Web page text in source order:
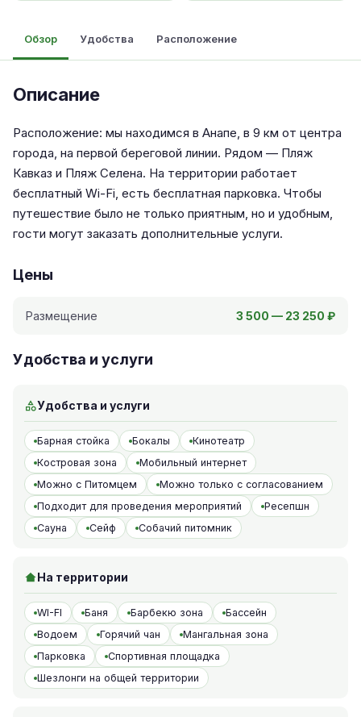
Обзор Удобства Расположение
Описание
Расположение: мы находимся в Анапе, в 9 км от центра
города, на первой береговой линии. Рядом — Пляж
Кавказ и Пляж Селена. На территории работает
бесплатный Wi-Fi, есть бесплатная парковка. Чтобы
путешествие было не только приятным, но и удобным,
гости могут заказать дополнительные услуги.
Цены
Размещение 3 500 — 23 250 ₽
Удобства и услуги
Удобства и услуги
Барная стойка Бокалы
Кинотеатр
Костровая зона
Мобильный интернет
Можно с Питомцем
Можно только с согласованием
Подходит для проведения мероприятий
Ресепшн
Сауна
Сейф Собачий питомник
На территории
WI-FI Баня Барбекю зона
Бассейн
Водоем
Горячий чан
Мангальная зона
Парковка
Спортивная площадка
Шезлонги на общей территории